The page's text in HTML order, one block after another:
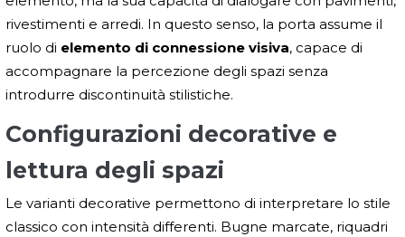
rivestimenti e arredi. In questo senso, la porta assume il
ruolo di elemento di connessione visiva, capace di
accompagnare la percezione degli spazi senza
introdurre discontinuità stilistiche.
Configurazioni decorative e
lettura degli spazi
Le varianti decorative permettono di interpretare lo stile
classico con intensità differenti. Bugne marcate, riquadri